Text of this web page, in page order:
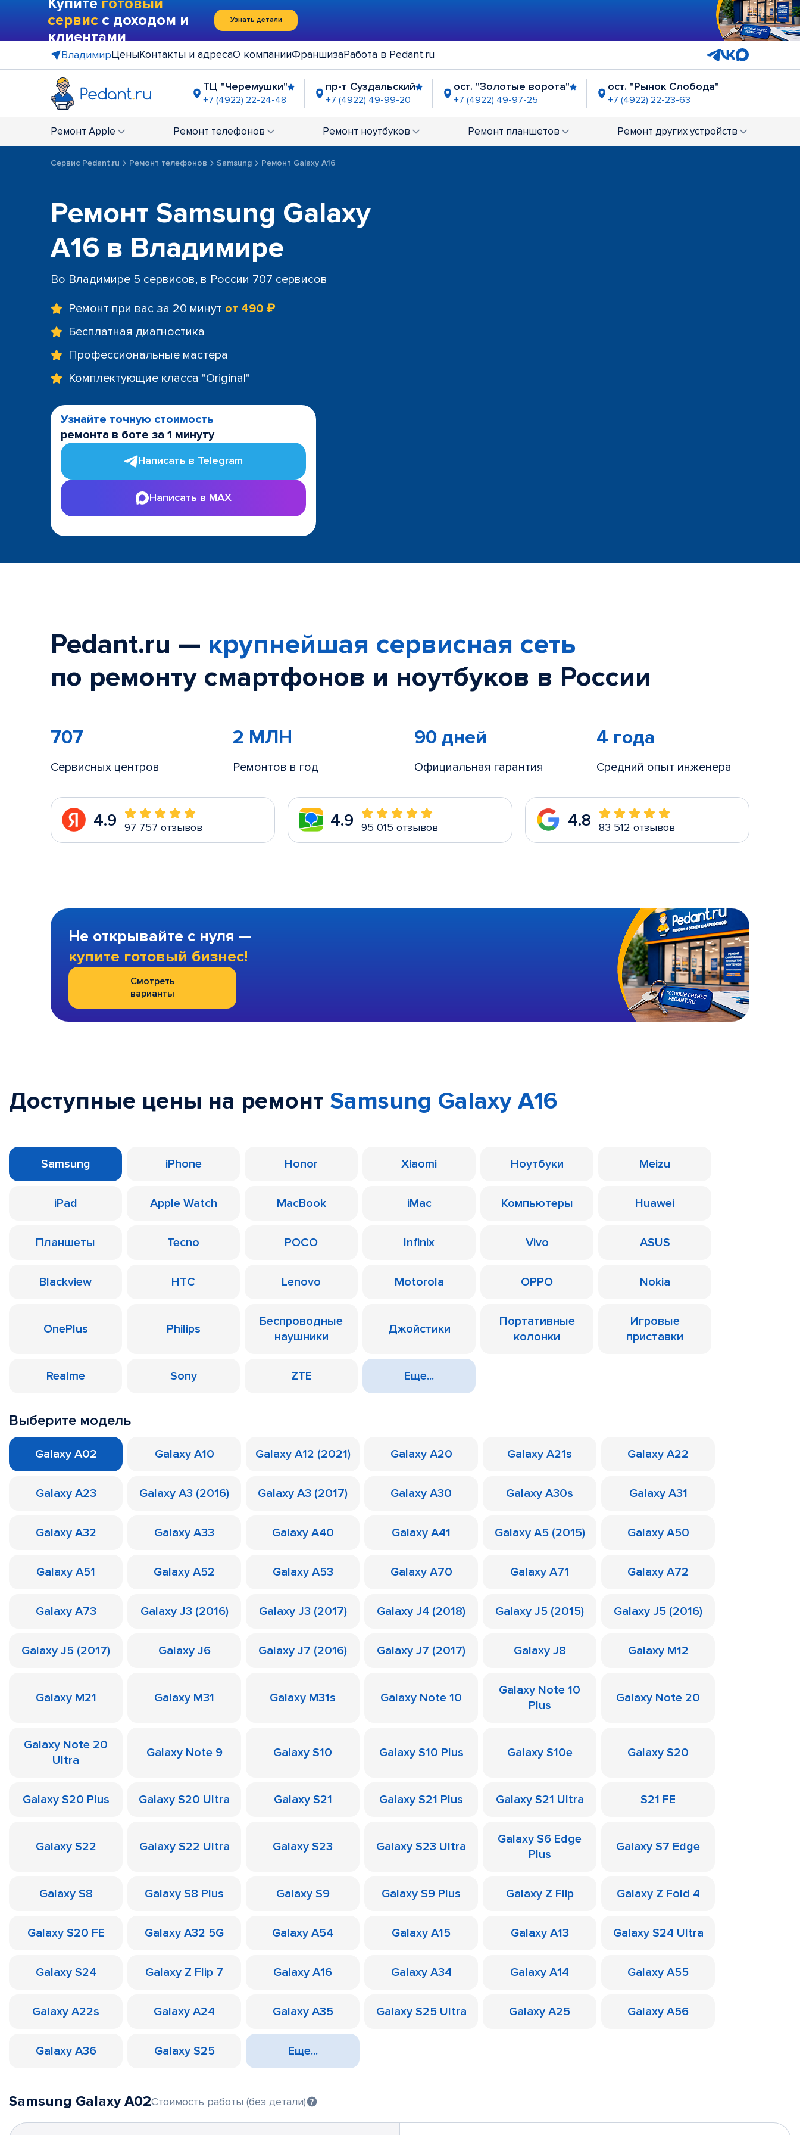
Купите готовый
сервис с доходом и
клиентами
Узнать детали
ВладимирЦеныКонтакты и адресаО компанииФраншизаРабота в Pedant.ru
ТЦ "Черемушки"
+7 (4922) 22-24-48
пр-т Суздальский
+7 (4922) 49-99-20
ост. "Золотые ворота"
+7 (4922) 49-97-25
ост. "Рынок Слобода"
+7 (4922) 22-23-63
+7 (4922) 27-63-21
Ремонт Apple Ремонт телефонов Ремонт ноутбуков Ремонт планшетов Ремонт других устройств
Сервис Pedant.ru Ремонт телефонов Samsung Ремонт Galaxy A16
Ремонт Samsung Galaxy
A16 в Владимире
Во Владимире 5 сервисов, в России 707 сервисов
Ремонт при вас за 20 минут от 490 ₽
Бесплатная диагностика
Профессиональные мастера
Комплектующие класса "Original"
Узнайте точную стоимость
ремонта в боте за 1 минуту
Написать в Telegram
Написать в MAX
Pedant.ru — крупнейшая сервисная сеть
по ремонту смартфонов и ноутбуков в России
707
Сервисных центров
2 МЛН
Ремонтов в год
90 дней
Официальная гарантия
4 года
Средний опыт инженера
4.9 97 757 отзывов 4.9 95 015 отзывов 4.8 83 512 отзывов
Не открывайте с нуля —
купите готовый бизнес!
Смотреть
варианты
Доступные цены на ремонт Samsung Galaxy A16
Samsung iPhone Honor Xiaomi Ноутбуки Meizu
iPad Apple Watch MacBook iMac Компьютеры Huawei
Планшеты Tecno POCO Infinix Vivo ASUS
Blackview HTC Lenovo Motorola OPPO Nokia
OnePlus Philips
Беспроводные
наушники
Джойстики
Портативные
колонки
Игровые
приставки
Realme Sony ZTE Еще...
Выберите модель
Galaxy A02 Galaxy A10 Galaxy A12 (2021) Galaxy A20 Galaxy A21s Galaxy A22
Galaxy A23 Galaxy A3 (2016) Galaxy A3 (2017) Galaxy A30 Galaxy A30s Galaxy A31
Galaxy A32 Galaxy A33 Galaxy A40 Galaxy A41 Galaxy A5 (2015) Galaxy A50
Galaxy A51 Galaxy A52 Galaxy A53 Galaxy A70 Galaxy A71 Galaxy A72
Galaxy A73 Galaxy J3 (2016) Galaxy J3 (2017) Galaxy J4 (2018) Galaxy J5 (2015) Galaxy J5 (2016)
Galaxy J5 (2017) Galaxy J6 Galaxy J7 (2016) Galaxy J7 (2017) Galaxy J8 Galaxy M12
Galaxy M21 Galaxy M31 Galaxy M31s Galaxy Note 10
Galaxy Note 10
Plus
Galaxy Note 20
Galaxy Note 20
Ultra
Galaxy Note 9 Galaxy S10 Galaxy S10 Plus Galaxy S10e Galaxy S20
Galaxy S20 Plus Galaxy S20 Ultra Galaxy S21 Galaxy S21 Plus Galaxy S21 Ultra S21 FE
Galaxy S22 Galaxy S22 Ultra Galaxy S23 Galaxy S23 Ultra
Galaxy S6 Edge
Plus
Galaxy S7 Edge
Galaxy S8 Galaxy S8 Plus Galaxy S9 Galaxy S9 Plus Galaxy Z Flip Galaxy Z Fold 4
Galaxy S20 FE Galaxy A32 5G Galaxy A54 Galaxy A15 Galaxy A13 Galaxy S24 Ultra
Galaxy S24 Galaxy Z Flip 7 Galaxy A16 Galaxy A34 Galaxy A14 Galaxy A55
Galaxy A22s Galaxy A24 Galaxy A35 Galaxy S25 Ultra Galaxy A25 Galaxy A56
Galaxy A36 Galaxy S25 Еще...
Samsung Galaxy A02Стоимость работы (без детали)